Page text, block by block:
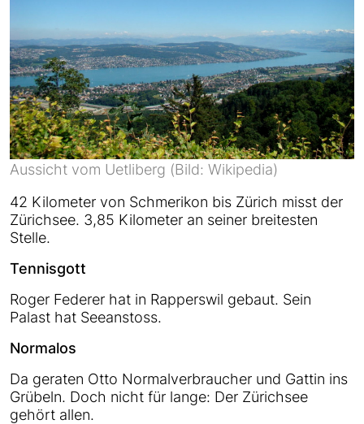
Aussicht vom Uetliberg (Bild: Wikipedia)
42 Kilometer von Schmerikon bis Zürich misst der
Zürichsee. 3,85 Kilometer an seiner breitesten
Stelle.
Tennisgott
Roger Federer hat in Rapperswil gebaut. Sein
Palast hat Seeanstoss.
Normalos
Da geraten Otto Normalverbraucher und Gattin ins
Grübeln. Doch nicht für lange: Der Zürichsee
gehört allen.